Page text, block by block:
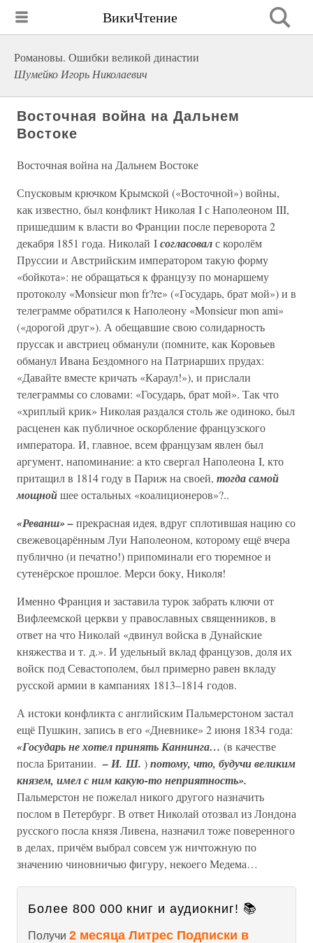
ВикиЧтение
Романовы. Ошибки великой династии
Шумейко Игорь Николаевич
Восточная война на Дальнем
Востоке
Восточная война на Дальнем Востоке
Спусковым крючком Крымской («Восточной») войны,
как известно, был конфликт Николая I с Наполеоном III,
пришедшим к власти во Франции после переворота 2
декабря 1851 года. Николай Iсогласовалс королём
Пруссии и Австрийским императором такую форму
«бойкота»: не обращаться к французу по монаршему
протоколу «Monsieur mon fr?re» («Государь, брат мой») и в
телеграмме обратился к Наполеону «Monsieur mon ami»
(«дорогой друг»). А обещавшие свою солидарность
пруссак и австриец обманули (помните, как Коровьев
обманул Ивана Бездомного на Патриарших прудах:
«Давайте вместе кричать «Караул!»), и прислали
телеграммы со словами: «Государь, брат мой». Так что
«хриплый крик» Николая раздался столь же одиноко, был
расценен как публичное оскорбление французского
императора. И, главное, всем французам явлен был
аргумент, напоминание: а кто свергал Наполеона I, кто
притащил в 1814 году в Париж на своей, тогда самой
мощнойшее остальных «коалиционеров»?..
«Реванш» –прекрасная идея, вдруг сплотившая нацию со
свежевоцарённым Луи Наполеоном, которому ещё вчера
публично (и печатно!) припоминали его тюремное и
сутенёрское прошлое. Мерси боку, Николя!
Именно Франция и заставила турок забрать ключи от
Вифлеемской церкви у православных священников, в
ответ на что Николай «двинул войска в Дунайские
княжества и т. д.». И удельный вклад французов, доля их
войск под Севастополем, был примерно равен вкладу
русской армии в кампаниях 1813–1814 годов.
А истоки конфликта с английским Пальмерстоном застал
ещё Пушкин, запись в его «Дневнике» 2 июня 1834 года:
«Государь не хотел принять Каннинга… (в качестве
посла Британии. – И. Ш. )потому, что, будучи великим
князем, имел с ним какую-то неприятность».
Пальмерстон не пожелал никого другого назначить
послом в Петербург. В ответ Николай отозвал из Лондона
русского посла князя Ливена, назначил тоже поверенного
в делах, причём выбрал совсем уж ничтожную по
значению чиновничью фигуру, некоего Медема…
Более 800 000 книг и аудиокниг! 📚
Получи 2 месяца Литрес Подписки в